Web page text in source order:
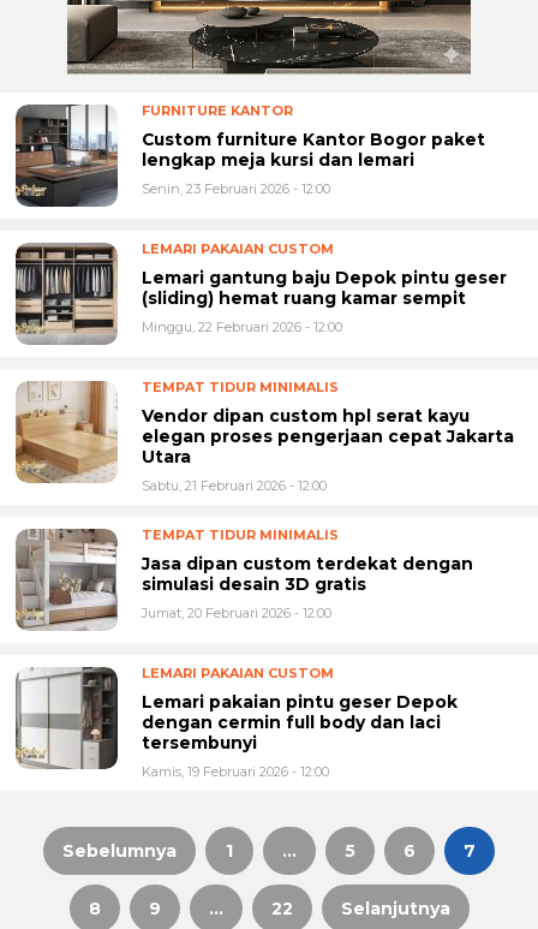
FURNITURE KANTOR
Custom furniture Kantor Bogor paket
lengkap meja kursi dan lemari
Senin, 23 Februari 2026 - 12:00
LEMARI PAKAIAN CUSTOM
Lemari gantung baju Depok pintu geser
(sliding) hemat ruang kamar sempit
Minggu, 22 Februari 2026 - 12:00
TEMPAT TIDUR MINIMALIS
Vendor dipan custom hpl serat kayu
elegan proses pengerjaan cepat Jakarta
Utara
Sabtu, 21 Februari 2026 - 12:00
TEMPAT TIDUR MINIMALIS
Jasa dipan custom terdekat dengan
simulasi desain 3D gratis
Jumat, 20 Februari 2026 - 12:00
LEMARI PAKAIAN CUSTOM
Lemari pakaian pintu geser Depok
dengan cermin full body dan laci
tersembunyi
Kamis, 19 Februari 2026 - 12:00
Paginasi
Sebelumnya 1 … 5 6 7
8 9 … 22 Selanjutnya